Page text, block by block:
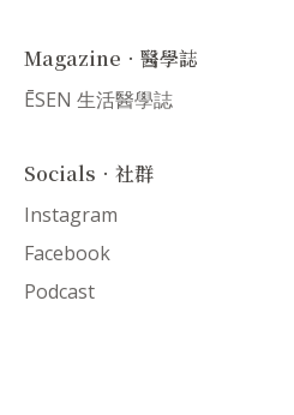
Magazine．醫學誌
ĒSEN 生活醫學誌
Socials．社群
Instagram
Facebook
Podcast